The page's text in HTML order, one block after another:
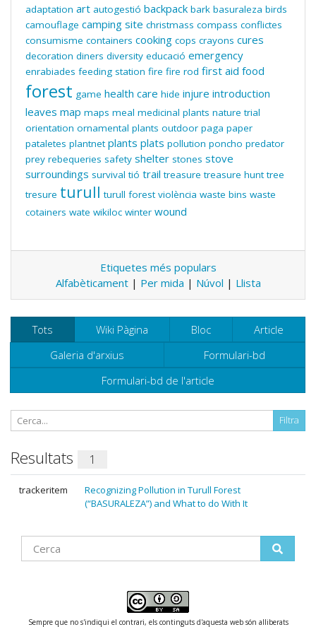
adaptation art autogestió backpack bark basuraleza birds
camouflage camping site christmass compass conflictes
consumisme containers cooking cops crayons cures
decoration diners diversity educació emergency
enrabiades feeding station fire fire rod first aid food
forest game health care hide injure introduction
leaves map maps meal medicinal plants nature trial
orientation ornamental plants outdoor paga paper
pataletes plantnet plants plats pollution poncho predator
prey rebequeries safety shelter stones stove
surroundings survival tió trail treasure treasure hunt tree
tresure turull turull forest violència waste bins waste
cotainers wate wikiloc winter wound
Etiquetes més populars
Alfabèticament| Per mida | Núvol | Llista
Tots Wiki Pàgina Bloc
Article
Galeria d'arxius
Formulari-bd
Formulari-bd de l'article
Resultats 1
trackeritem
Recognizing Pollution in Turull Forest
(“BASURALEZA”) and What to do With It
Find
Sempre que no s'indiqui el contrari, els continguts d'aquesta web són alliberats